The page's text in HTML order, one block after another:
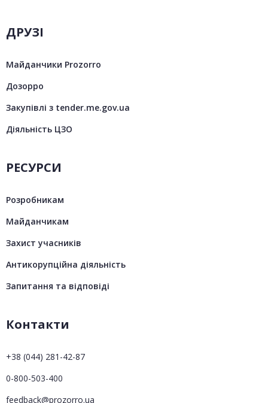
ДРУЗІ
Майданчики Prozorro
Дозорро
Закупівлі з tender.me.gov.ua
Діяльність ЦЗО
РЕСУРСИ
Розробникам
Майданчикам
Захист учасників
Антикорупційна діяльність
Запитання та відповіді
Контакти
+38 (044) 281-42-87
0-800-503-400
feedback@prozorro.ua